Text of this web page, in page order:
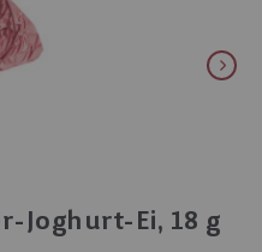
Joghurt-Ei, 18 g